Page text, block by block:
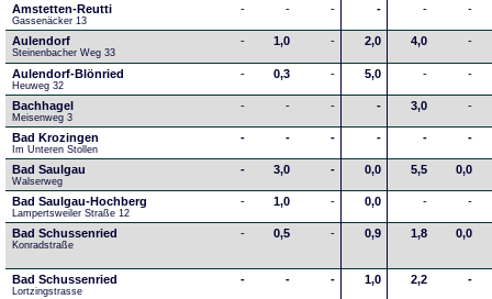
Amstetten-Reutti
Gassenäcker 13
- - - - - -
Aulendorf
Steinenbacher Weg 33
- 1,0 - 2,0 4,0 -
Aulendorf-Blönried
Heuweg 32
- 0,3 - 5,0 - -
Bachhagel
Meisenweg 3
- - - - 3,0 -
Bad Krozingen
Im Unteren Stollen
- - - - - -
Bad Saulgau
Walserweg
- 3,0 - 0,0 5,5 0,0
Bad Saulgau-Hochberg
Lampertsweiler Straße 12
- 1,0 - 0,0 - -
Bad Schussenried
Konradstraße
- 0,5 - 0,9 1,8 0,0
Bad Schussenried
Lortzingstrasse
- - - 1,0 2,2 -